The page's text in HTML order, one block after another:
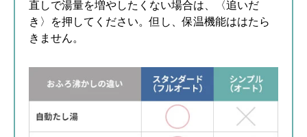
直しで湯量を増やしたくない場合は、〈追いだ
き〉を押してください。但し、保温機能ははたら
きません。